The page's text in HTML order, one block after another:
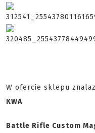
W ofercie sklepu
KWA.
Battle Rifle Custom